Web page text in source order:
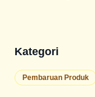
Kategori
Pembaruan Produk